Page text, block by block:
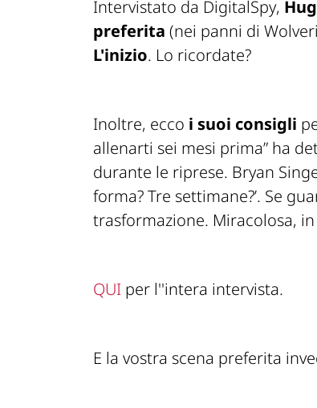
Intervistato da DigitalSpy,
preferita (nei panni di
L'inizio. Lo ricordate?
Inoltre, ecco i suoi consigli
allenarti sei mesi prima” ha
durante le riprese. Bryan
forma? Tre settimane?’. Se
trasformazione. Miracolosa,
QUI per l''intera intervista.
E la vostra scena preferita